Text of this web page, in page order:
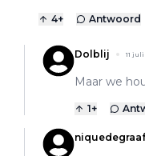
4+ Antwoord
Dolblij 11 juli
Maar we
1+